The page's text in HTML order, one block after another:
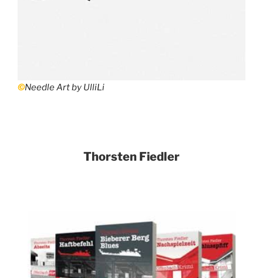
©Needle Art by UlliLi
Thorsten Fiedler